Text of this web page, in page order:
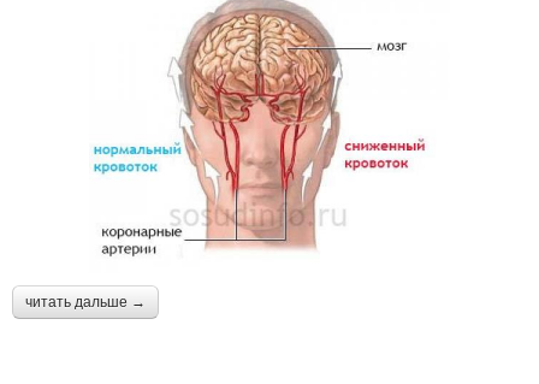
читать дальше →